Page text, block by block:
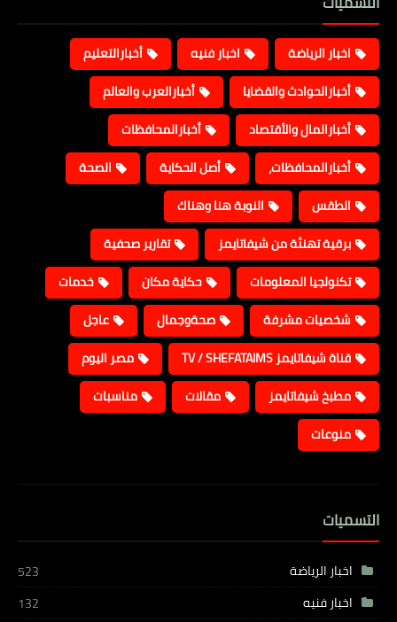
اخبار الرياضة اخبار فنيه
أخبارالتعليم
أخبارالحوادث والقضايا
أخبارالعرب والعالم
أخبارالمال والأقتصاد
أخبارالمحافظات
أخبارالمحافظات،
أصل الحكاية
الصحة
الطقس
النوبة هنا وهناك
برقية تهنئة من شيفاتايمز
تقارير صحفية
تكنولجيا المعلومات
حكاية مكان
خدمات
شخصيات مشرفة
صحةوجمال
عاجل
قناة شيفاتايمز TV / SHEFATAIMS
مصر اليوم
مطبخ شيفاتايمز
مقالات
مناسبات
منوعات
التسميات
اخبار الرياضة
523
اخبار فنيه
132